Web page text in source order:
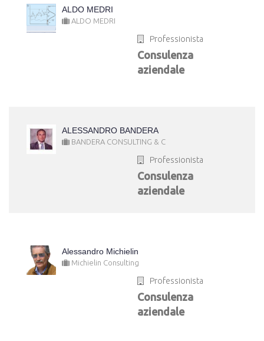
ALDO MEDRI
ALDO MEDRI
Professionista
Consulenza
aziendale
ALESSANDRO BANDERA
BANDERA CONSULTING & C
Professionista
Consulenza
aziendale
Alessandro Michielin
Michielin Consulting
Professionista
Consulenza
aziendale